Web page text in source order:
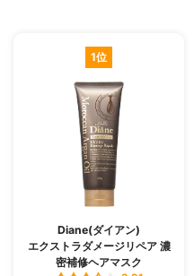
1位
Diane(ダイアン)
エクストラダメージリペア 濃
密補修ヘアマスク